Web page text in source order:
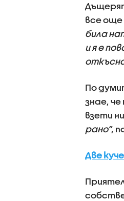
все още
била
и я е
По
знае,
взети
рано”,
Две